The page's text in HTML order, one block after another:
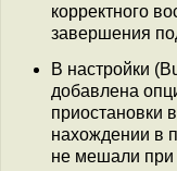
корректного
завершения
В настройки
добавлена
приостановки
нахождении в
не мешали при